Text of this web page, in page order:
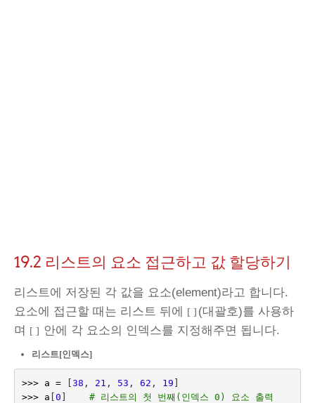
19.2 리스트의 요소 접근하고 값 할당하기
리스트에 저장된 각 값을 요소(element)라고 합니다.
요소에 접근할 때는 리스트 뒤에 [ ] (대괄호)를 사용하
며 [ ] 안에 각 요소의 인덱스를 지정해주면 됩니다.
리스트[인덱스]
>>> a = [38 , 21 , 53 , 62 , 19 ]
>>>
a [0 ]
# 리스트의 첫 번째(인덱스 0) 요소 출력